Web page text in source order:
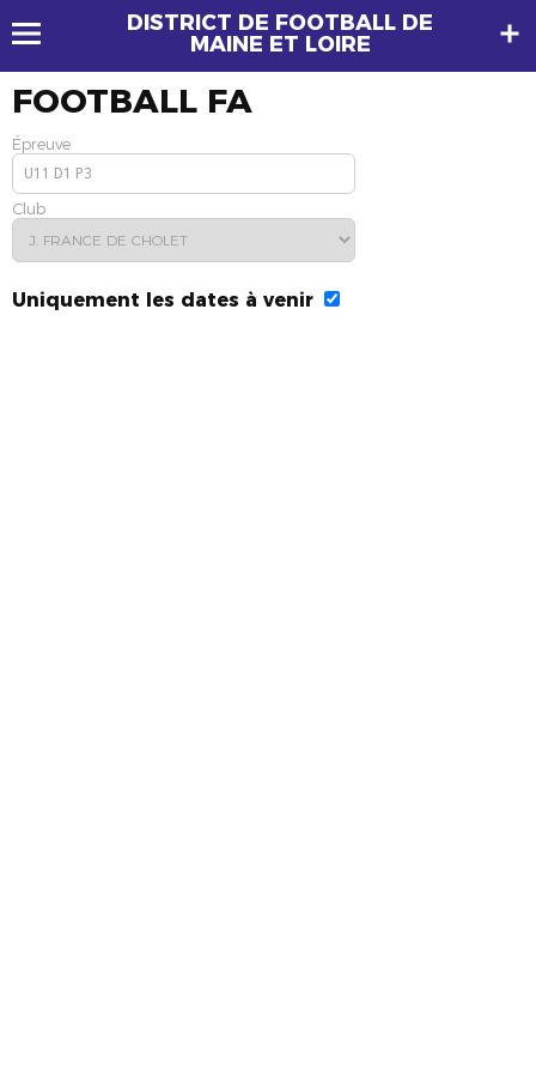
DISTRICT DE FOOTBALL DE
MAINE ET LOIRE
FOOTBALL FA
Épreuve
Club
Uniquement les dates à venir